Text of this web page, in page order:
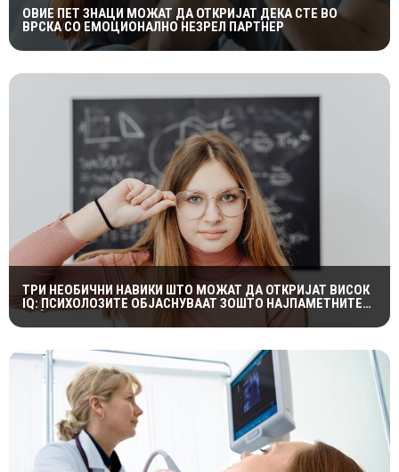
ОВИЕ ПЕТ ЗНАЦИ МОЖАТ ДА ОТКРИЈАТ ДЕКА СТЕ ВО
ВРСКА СО ЕМОЦИОНАЛНО НЕЗРЕЛ ПАРТНЕР
ТРИ НЕОБИЧНИ НАВИКИ ШТО МОЖАТ ДА ОТКРИЈАТ ВИСОК
IQ: ПСИХОЛОЗИТЕ ОБЈАСНУВААТ ЗОШТО НАЈПАМЕТНИТЕ
ЛУЃЕ ЧЕСТО СЕ ДВОУМАТ